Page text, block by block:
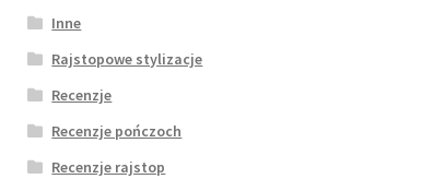
Inne
Rajstopowe stylizacje
Recenzje
Recenzje pończoch
Recenzje rajstop